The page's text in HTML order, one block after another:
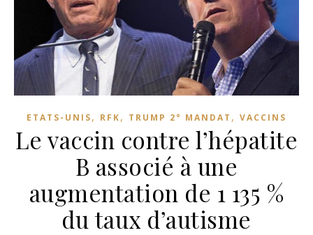
ETATS-UNIS, RFK, TRUMP 2° MANDAT , VACCINS
Le vaccin contre l’hépatite
B associé à une
augmentation de 1 135 %
du taux d’autisme